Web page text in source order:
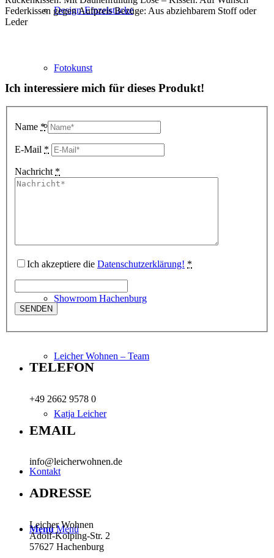
Design-Einzelstücke
Fotokunst
3D Visualisierungen
Geschenkgutscheine
Showroom Hachenburg
Leicher Wohnen – Team
Katja Leicher
Kontakt
Menü Menü
Federkissen gegen Aufpreis Bezüge: Aus abziehbarem Stoff oder
Leder
Ich interessiere mich für dieses Produkt!
Name *
E-Mail *
Nachricht *
Ich akzeptiere die Datenschutzerklärung! *
TELEFON
+49 2662 9578 0
EMAIL
info@leicherwohnen.de
ADRESSE
Leicher Wohnen
Adolf-Kolping-Str. 2
57627 Hachenburg